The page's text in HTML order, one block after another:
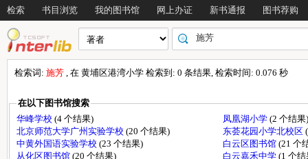
检索 书目浏览 我的图书馆 网上办证 新书通报 图书荐购
检索词: 施芳 , 在 黄埔区港湾小学 检索到: 0 条结果, 检索时间: 0.076 秒
在以下图书馆搜索
华峰学校 (4 个结果) 凤凰湖小学 (2 个结果)
北京师范大学广州实验学校 (20 个结果) 东荟花园小学北校区
中黄外国语实验学校 (23 个结果) 白云区图书馆 (21 个
从化区图书馆 (20 个结果) 白云嘉禾中学 (1 个结